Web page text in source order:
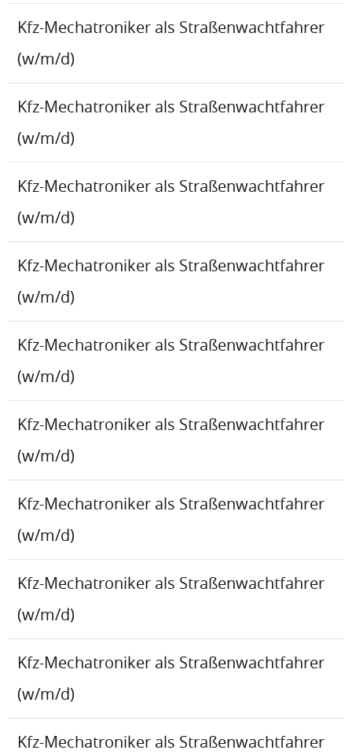
Kfz-Mechatroniker als Straßenwachtfahrer
(w/m/d)
Kfz-Mechatroniker als Straßenwachtfahrer
(w/m/d)
Kfz-Mechatroniker als Straßenwachtfahrer
(w/m/d)
Kfz-Mechatroniker als Straßenwachtfahrer
(w/m/d)
Kfz-Mechatroniker als Straßenwachtfahrer
(w/m/d)
Kfz-Mechatroniker als Straßenwachtfahrer
(w/m/d)
Kfz-Mechatroniker als Straßenwachtfahrer
(w/m/d)
Kfz-Mechatroniker als Straßenwachtfahrer
(w/m/d)
Kfz-Mechatroniker als Straßenwachtfahrer
(w/m/d)
Kfz-Mechatroniker als Straßenwachtfahrer